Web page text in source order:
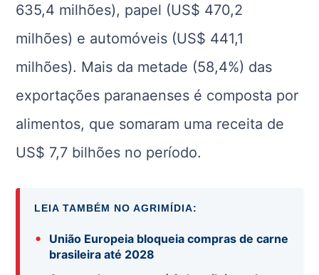
635,4 milhões), papel (US$ 470,2
milhões) e automóveis (US$ 441,1
milhões). Mais da metade (58,4%) das
exportações paranaenses é composta por
alimentos, que somaram uma receita de
US$ 7,7 bilhões no período.
LEIA TAMBÉM NO AGRIMÍDIA:
•
União Europeia bloqueia compras de carne
brasileira até 2028